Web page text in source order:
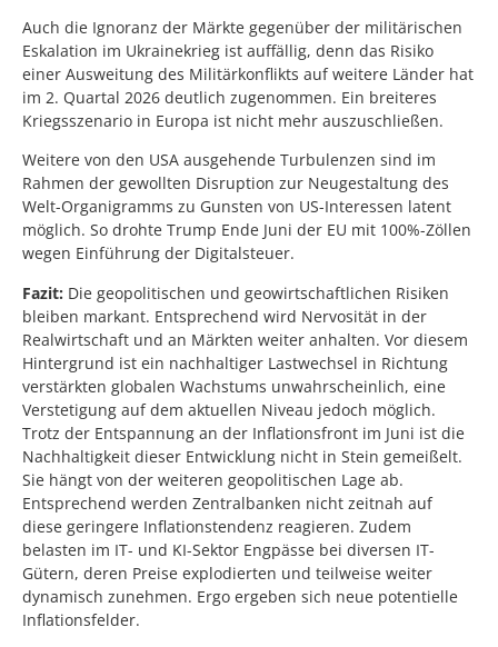
Auch die Ignoranz der Märkte gegenüber der militärischen
Eskalation im Ukrainekrieg ist auffällig, denn das Risiko
einer Ausweitung des Militärkonflikts auf weitere Länder hat
im 2. Quartal 2026 deutlich zugenommen. Ein breiteres
Kriegsszenario in Europa ist nicht mehr auszuschließen.
Weitere von den USA ausgehende Turbulenzen sind im
Rahmen der gewollten Disruption zur Neugestaltung des
Welt-Organigramms zu Gunsten von US-Interessen latent
möglich. So drohte Trump Ende Juni der EU mit 100%-Zöllen
wegen Einführung der Digitalsteuer.
Fazit: Die geopolitischen und geowirtschaftlichen Risiken
bleiben markant. Entsprechend wird Nervosität in der
Realwirtschaft und an Märkten weiter anhalten. Vor diesem
Hintergrund ist ein nachhaltiger Lastwechsel in Richtung
verstärkten globalen Wachstums unwahrscheinlich, eine
Verstetigung auf dem aktuellen Niveau jedoch möglich.
Trotz der Entspannung an der Inflationsfront im Juni ist die
Nachhaltigkeit dieser Entwicklung nicht in Stein gemeißelt.
Sie hängt von der weiteren geopolitischen Lage ab.
Entsprechend werden Zentralbanken nicht zeitnah auf
diese geringere Inflationstendenz reagieren. Zudem
belasten im IT- und KI-Sektor Engpässe bei diversen IT-
Gütern, deren Preise explodierten und teilweise weiter
dynamisch zunehmen. Ergo ergeben sich neue potentielle
Inflationsfelder.